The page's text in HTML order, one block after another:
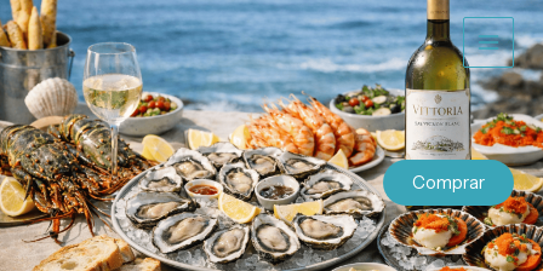
al
contenido
Comprar